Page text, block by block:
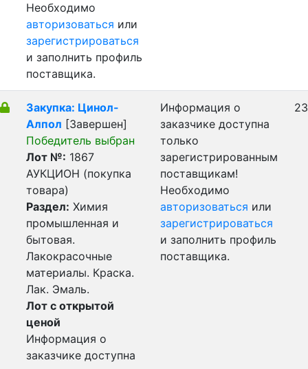
Необходимо
авторизоваться или
зарегистрироваться
и заполнить профиль
поставщика.
Закупка: Цинол-
Алпол [Завершен]
Победитель выбран
Лот №: 1867
АУКЦИОН (покупка
товара)
Раздел: Химия
промышленная и
бытовая.
Лакокрасочные
материалы. Краска.
Лак. Эмаль.
Лот с открытой
ценой
Информация о
заказчике доступна
Информация о
заказчике доступна
только
зарегистрированным
поставщикам!
Необходимо
авторизоваться или
зарегистрироваться
и заполнить профиль
поставщика.